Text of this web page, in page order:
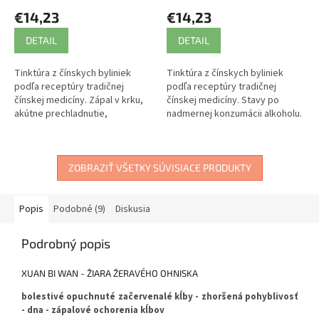
€14,23
DETAIL
Tinktúra z čínskych byliniek
podľa receptúry tradičnej
čínskej medicíny. Zápal v krku,
akútne prechladnutie,
€14,23
DETAIL
Tinktúra z čínskych byliniek
podľa receptúry tradičnej
čínskej medicíny. Stavy po
nadmernej konzumácii alkoholu.
ZOBRAZIŤ VŠETKY SÚVISIACE PRODUKTY
Popis Podobné (9) Diskusia
Podrobný popis
XUAN BI WAN - ŽIARA ŽERAVÉHO OHNISKA
bolestivé opuchnuté začervenalé kĺby - zhoršená pohyblivosť
- dna - zápalové ochorenia kĺbov